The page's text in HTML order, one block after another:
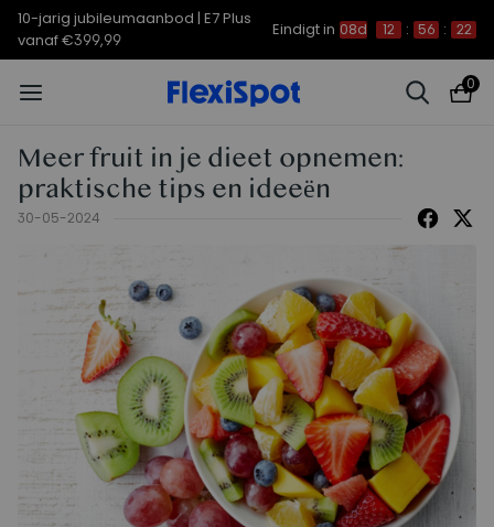
10-jarig jubileumaanbod | E7 Plus
vanaf €399,99
Eindigt in 08d 12 : 56 : 21
0
Meer fruit in je dieet opnemen:
praktische tips en ideeën
30-05-2024